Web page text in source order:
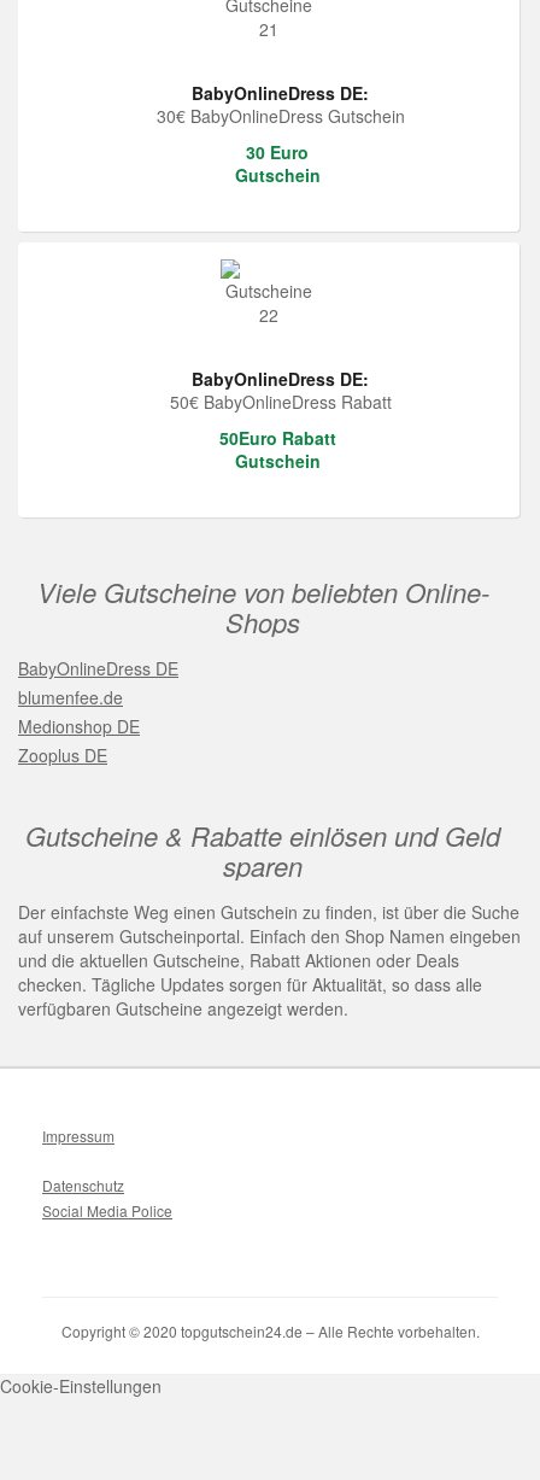
BabyOnlineDress DE:
30€ BabyOnlineDress Gutschein
30 Euro
Gutschein
BabyOnlineDress DE:
50€ BabyOnlineDress Rabatt
50Euro Rabatt
Gutschein
Viele Gutscheine von beliebten Online-
Shops
BabyOnlineDress DE
blumenfee.de
Medionshop DE
Zooplus DE
Gutscheine & Rabatte einlösen und Geld
sparen
Der einfachste Weg einen Gutschein zu finden, ist über die Suche
auf unserem Gutscheinportal. Einfach den Shop Namen eingeben
und die aktuellen Gutscheine, Rabatt Aktionen oder Deals
checken. Tägliche Updates sorgen für Aktualität, so dass alle
verfügbaren Gutscheine angezeigt werden.
Impressum
Datenschutz
Social Media Police
Copyright © 2020 topgutschein24.de – Alle Rechte vorbehalten.
Cookie-Einstellungen